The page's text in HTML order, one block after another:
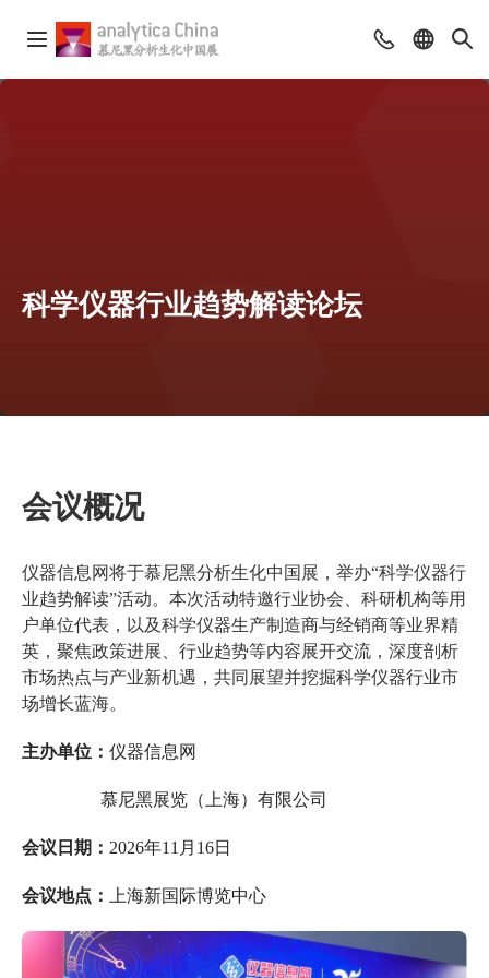
科学仪器行业趋势解读论坛
会议概况
仪器信息网将于慕尼黑分析生化中国展，举办“科学仪器行
业趋势解读”活动。本次活动特邀行业协会、科研机构等用
户单位代表，以及科学仪器生产制造商与经销商等业界精
英，聚焦政策进展、行业趋势等内容展开交流，深度剖析
市场热点与产业新机遇，共同展望并挖掘科学仪器行业市
场增长蓝海。
主办单位： 仪器信息网
慕尼黑展览（上海）有限公司
会议日期： 2026年11月16日
会议地点： 上海新国际博览中心